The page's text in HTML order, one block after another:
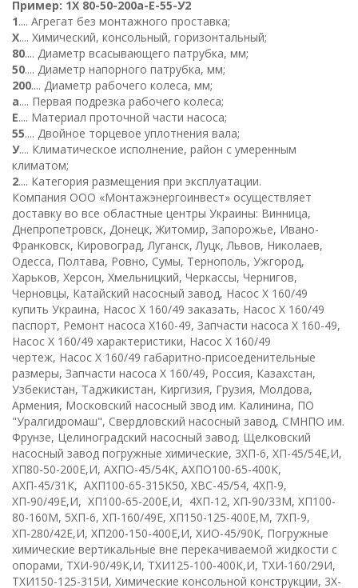
Пример: 1Х 80-50-200а-Е-55-У2
1.... Агрегат без монтажного проставка;
Х.... Химический, консольный, горизонтальный;
80.... Диаметр всасывающего патрубка, мм;
50.... Диаметр напорного патрубка, мм;
200.... Диаметр рабочего колеса, мм;
а.... Первая подрезка рабочего колеса;
Е.... Материал проточной части насоса;
55.... Двойное торцевое уплотнения вала;
У.... Климатическое исполнение, район с умеренным
климатом;
2.... Категория размещения при эксплуатации.
Компания ООО «Монтажэнергоинвест» осуществляет
доставку во все областные центры Украины: Винница,
Днепропетровск, Донецк, Житомир, Запорожье, Ивано-
Франковск, Кировоград, Луганск, Луцк, Львов, Николаев,
Одесса, Полтава, Ровно, Сумы, Тернополь, Ужгород,
Харьков, Херсон, Хмельницкий, Черкассы, Чернигов,
Черновцы, Катайский насосный завод, Насос Х 160/49
купить Украина, Насос Х 160/49 заказать, Насос Х 160/49
паспорт, Ремонт насоса Х160-49, Запчасти насоса Х 160-49,
Насос Х 160/49 характеристики, Насос Х 160/49
чертеж, Насос Х 160/49 габаритно-присоеденительные
размеры, Запчасти насоса Х 160/49, Россия, Казахстан,
Узбекистан, Таджикистан, Киргизия, Грузия, Молдова,
Армения, Московский насосный звод им. Калинина, ПО
"Уралгидромаш", Свердловский насосный завод, СМНПО им.
Фрунзе, Целиноградский насосный завод. Щелковский
насосный завод погружные химические, 3ХП-6, ХП-45/54Е,И,
ХП80-50-200Е,И, АХПО-45/54К, АХПО100-65-400К,
АХП-45/31К, АХП100-65-315К50, ХВС-45/54, 4ХП-9,
ХП-90/49Е,И, ХП100-65-200Е,И, 4ХП-12, ХП-90/33М, ХП100-
80-160М, 5ХП-6, ХП-160/49Е, ХП150-125-400Е,М, 7ХП-9,
ХП-280/42Е,И, ХП200-150-400Е,И, ХИО-45/90К, Погружные
химические вертикальные вне перекачиваемой жидкости с
опорами, ТХИ-90/49К,И, ТХИ125-100-400К,И, ТХИ-160/29И,
ТХИ150-125-315И, Химические консольной конструкции, 3X-